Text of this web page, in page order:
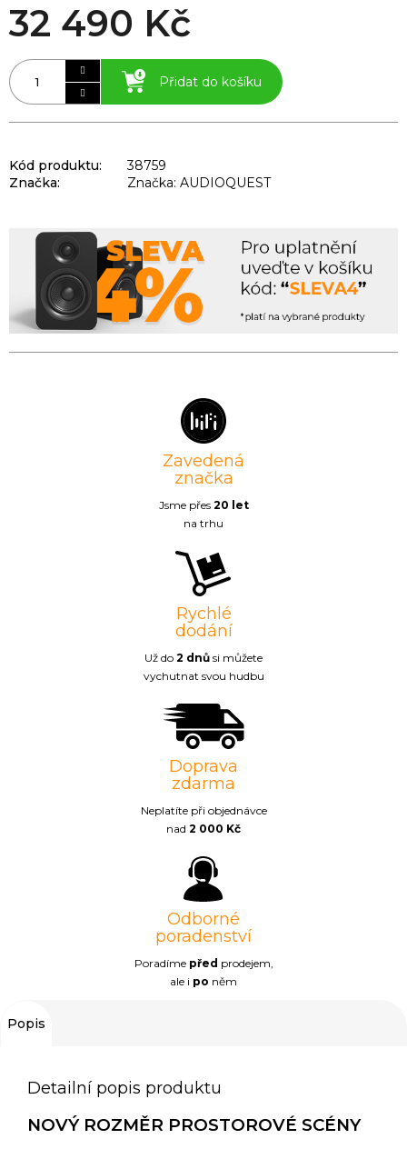
32 490 Kč
Přidat do košíku
Kód produktu:
38759
Značka:
Značka: AUDIOQUEST
Zavedená
značka
Jsme přes 20 let
na trhu
Rychlé
dodání
Už do 2 dnů si můžete
vychutnat svou hudbu
Doprava
zdarma
Neplatíte při objednávce
nad 2 000 Kč
Odborné
poradenství
Poradíme před prodejem,
ale i po něm
Popis
Detailní popis produktu
NOVÝ ROZMĚR PROSTOROVÉ SCÉNY